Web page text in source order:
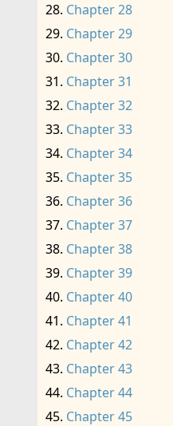
Chapter 28
Chapter 29
Chapter 30
Chapter 31
Chapter 32
Chapter 33
Chapter 34
Chapter 35
Chapter 36
Chapter 37
Chapter 38
Chapter 39
Chapter 40
Chapter 41
Chapter 42
Chapter 43
Chapter 44
Chapter 45